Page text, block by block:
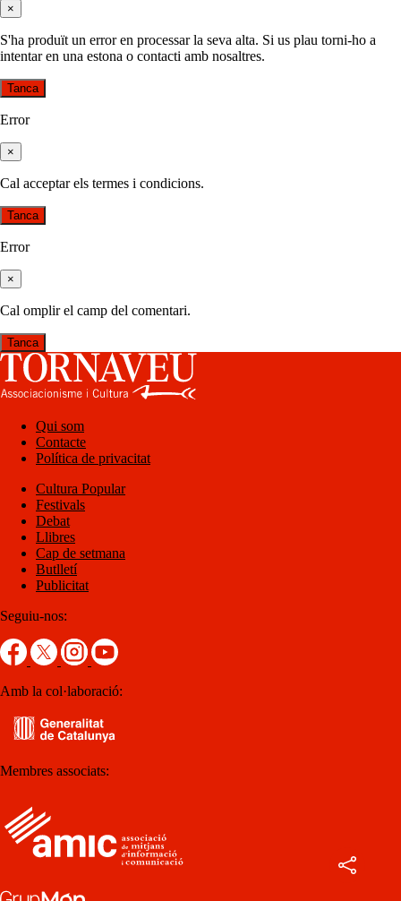
×
S'ha produït un error en processar la seva alta. Si us plau torni-ho a
intentar en una estona o contacti amb nosaltres.
Tanca
Error
×
Cal acceptar els termes i condicions.
Tanca
Error
×
Cal omplir el camp del comentari.
Tanca
Qui som
Contacte
Política de privacitat
Cultura Popular
Festivals
Debat
Llibres
Cap de setmana
Butlletí
Publicitat
Seguiu-nos:
Amb la col·laboració:
Membres associats: